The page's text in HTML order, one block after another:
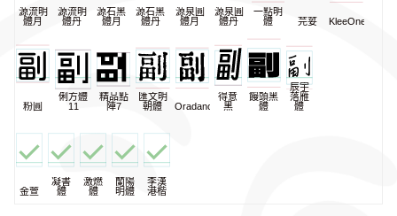
源流明
體月
源流明
體丹
源石黑
體月
源石黑
體丹
源泉圓
體月
源泉圓
體丹
一點明
體
芫荽 KleeOne
粉圓
俐方體
11
精品點
陣7
匯文明
朝體
Oradano
得意
黑
饅頭黑
體
辰宇
落雁
體
金萱
凝書
體
激燃
體
蘭陽
明體
李漢
港楷